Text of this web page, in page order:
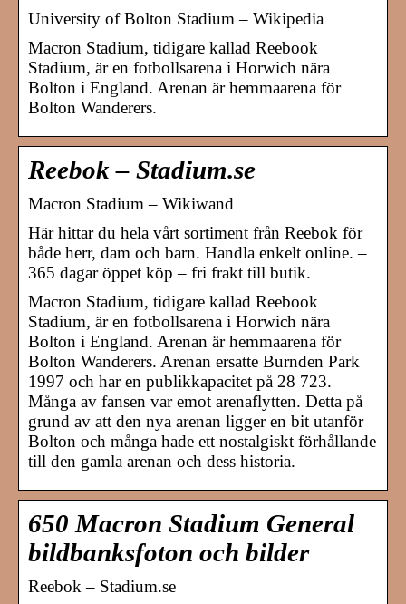
University of Bolton Stadium – Wikipedia
Macron Stadium, tidigare kallad Reebook
Stadium, är en fotbollsarena i Horwich nära
Bolton i England. Arenan är hemmaarena för
Bolton Wanderers.
Reebok – Stadium.se
Macron Stadium – Wikiwand
Här hittar du hela vårt sortiment från Reebok för
både herr, dam och barn. Handla enkelt online. –
365 dagar öppet köp – fri frakt till butik.
Macron Stadium, tidigare kallad Reebook
Stadium, är en fotbollsarena i Horwich nära
Bolton i England. Arenan är hemmaarena för
Bolton Wanderers. Arenan ersatte Burnden Park
1997 och har en publikkapacitet på 28 723.
Många av fansen var emot arenaflytten. Detta på
grund av att den nya arenan ligger en bit utanför
Bolton och många hade ett nostalgiskt förhållande
till den gamla arenan och dess historia.
650 Macron Stadium General
bildbanksfoton och bilder
Reebok – Stadium.se